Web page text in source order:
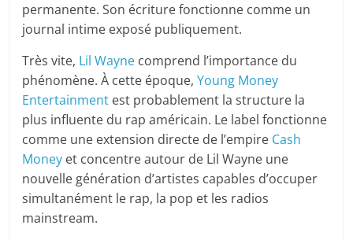
permanente. Son écriture fonctionne comme un
journal intime exposé publiquement.
Très vite, Lil Wayne comprend l’importance du
phénomène. À cette époque,Young Money
Entertainment est probablement la structure la
plus influente du rap américain. Le label fonctionne
comme une extension directe de l’empire Cash
Money et concentre autour de Lil Wayne une
nouvelle génération d’artistes capables d’occuper
simultanément le rap, la pop et les radios
mainstream.